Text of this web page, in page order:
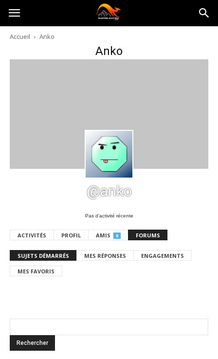
Australia-
australie.com
Accueil Anko
Anko
@anko
Pas d’activité récente
ACTIVITÉS PROFIL AMIS 0 FORUMS
SUJETS DÉMARRÉS MES RÉPONSES ENGAGEMENTS
MES FAVORIS